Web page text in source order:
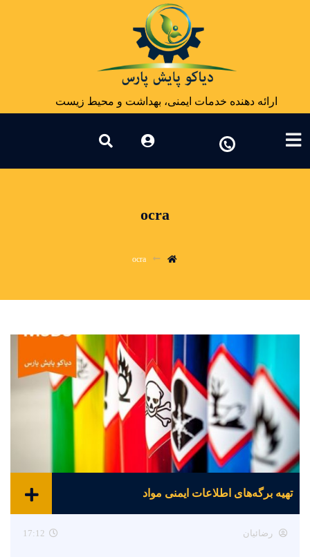
ارائه دهنده خدمات ایمنی، بهداشت و محیط زیست
ocra
ocra
تهیه برگه‌های اطلاعات ایمنی مواد
رضائیان 17:12